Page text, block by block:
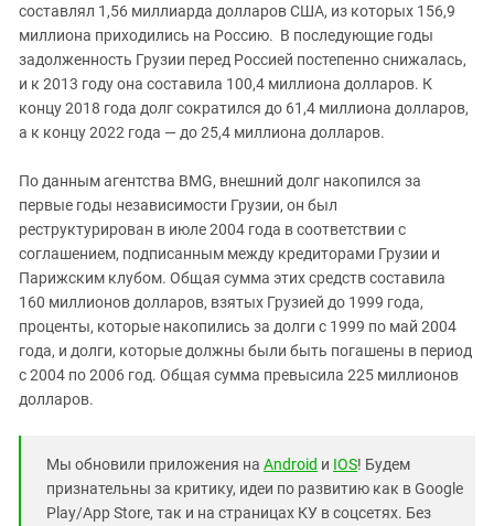
составлял 1,56 миллиарда долларов США, из которых 156,9
миллиона приходились на Россию. В последующие годы
задолженность Грузии перед Россией постепенно снижалась,
и к 2013 году она составила 100,4 миллиона долларов. К
концу 2018 года долг сократился до 61,4 миллиона долларов,
а к концу 2022 года — до 25,4 миллиона долларов.
По данным агентства BMG, внешний долг накопился за
первые годы независимости Грузии, он был
реструктурирован в июле 2004 года в соответствии с
соглашением, подписанным между кредиторами Грузии и
Парижским клубом. Общая сумма этих средств составила
160 миллионов долларов, взятых Грузией до 1999 года,
проценты, которые накопились за долги с 1999 по май 2004
года, и долги, которые должны были быть погашены в период
с 2004 по 2006 год. Общая сумма превысила 225 миллионов
долларов.
Мы обновили приложения на Android и IOS! Будем
признательны за критику, идеи по развитию как в Google
Play/App Store, так и на страницах КУ в соцсетях. Без